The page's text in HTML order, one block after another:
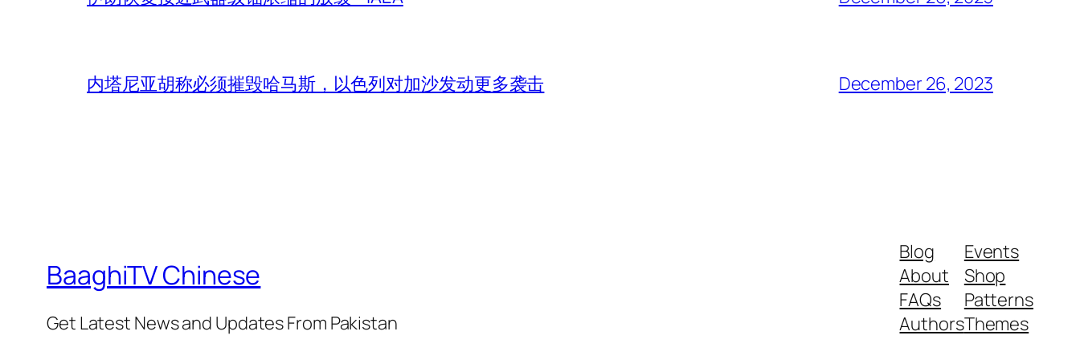
内塔尼亚胡称必须摧毁哈马斯，以色列对加沙发动更多袭击 December 26, 2023
BaaghiTV Chinese
Get Latest News and Updates From Pakistan
Blog
About
FAQs
Authors
Events
Shop
Patterns
Themes